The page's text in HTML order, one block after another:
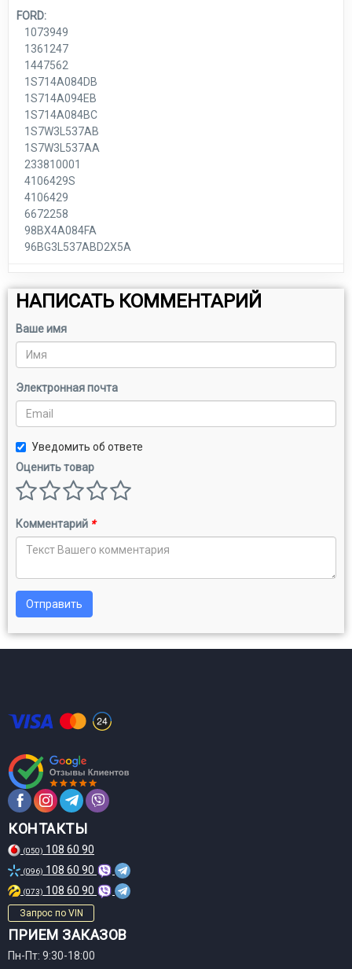
FORD:
1073949
1361247
1447562
1S714A084DB
1S714A094EB
1S714A084BC
1S7W3L537AB
1S7W3L537AA
233810001
4106429S
4106429
6672258
98BX4A084FA
96BG3L537ABD2X5A
НАПИСАТЬ КОММЕНТАРИЙ
Ваше имя
Электронная почта
Уведомить об ответе
Оценить товар
Комментарий *
Отправить
КОНТАКТЫ
(050) 108 60 90
(096) 108 60 90
(073) 108 60 90
Запрос по VIN
ПРИЕМ ЗАКАЗОВ
Пн-Пт: 9:30-18:00